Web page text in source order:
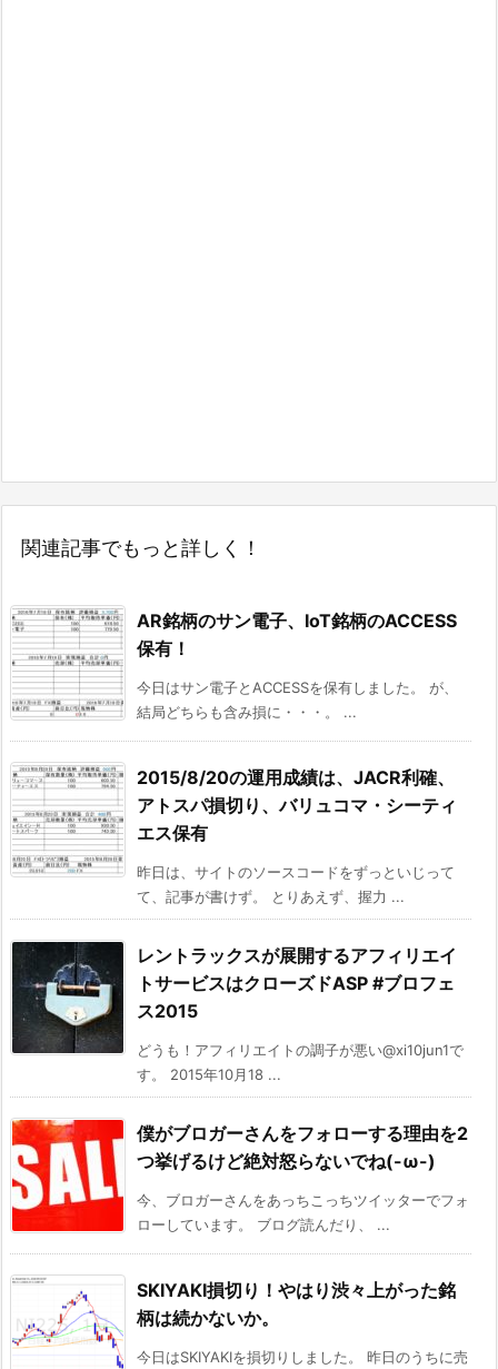
関連記事でもっと詳しく！
AR銘柄のサン電子、IoT銘柄のACCESS
保有！
今日はサン電子とACCESSを保有しました。 が、
結局どちらも含み損に・・・。 ...
2015/8/20の運用成績は、JACR利確、
アトスパ損切り、バリュコマ・シーティ
エス保有
昨日は、サイトのソースコードをずっといじって
て、記事が書けず。 とりあえず、握力 ...
レントラックスが展開するアフィリエイ
トサービスはクローズドASP #ブロフェ
ス2015
どうも！アフィリエイトの調子が悪い@xi10jun1で
す。 2015年10月18 ...
僕がブロガーさんをフォローする理由を2
つ挙げるけど絶対怒らないでね(-ω-)
今、ブロガーさんをあっちこっちツイッターでフォ
ローしています。 ブログ読んだり、 ...
SKIYAKI損切り！やはり渋々上がった銘
柄は続かないか。
今日はSKIYAKIを損切りしました。 昨日のうちに売